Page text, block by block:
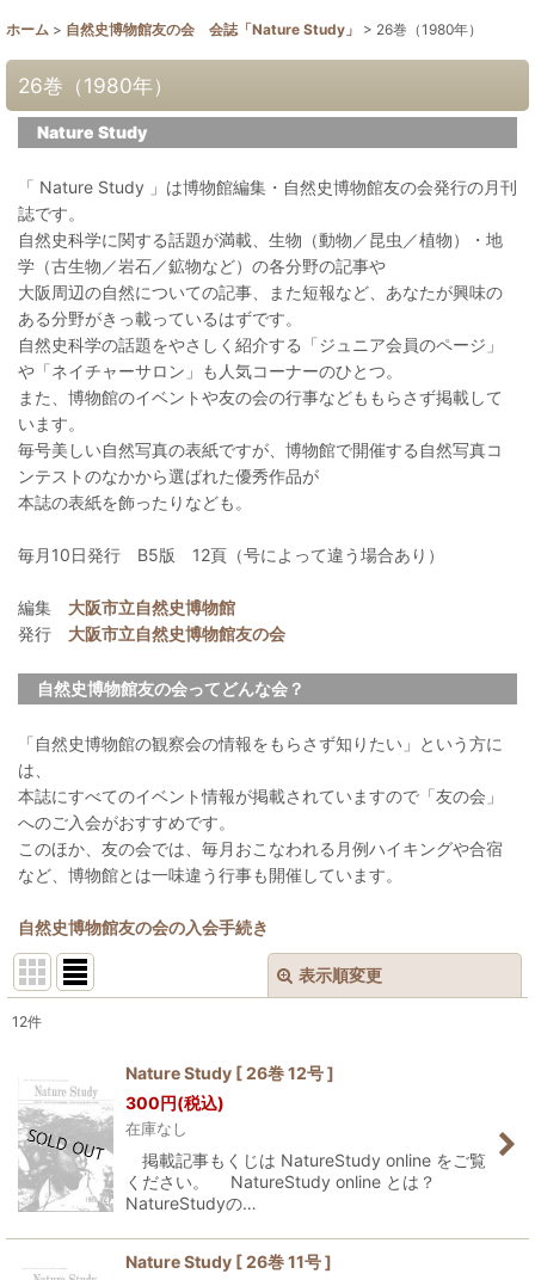
ホーム > 自然史博物館友の会 会誌「Nature Study」 > 26巻（1980年）
26巻（1980年）
Nature Study
「 Nature Study 」は博物館編集・自然史博物館友の会発行の月刊
誌です。
自然史科学に関する話題が満載、生物（動物／昆虫／植物）・地
学（古生物／岩石／鉱物など）の各分野の記事や
大阪周辺の自然についての記事、また短報など、あなたが興味の
ある分野がきっ載っているはずです。
自然史科学の話題をやさしく紹介する「ジュニア会員のページ」
や「ネイチャーサロン」も人気コーナーのひとつ。
また、博物館のイベントや友の会の行事などももらさず掲載して
います。
毎号美しい自然写真の表紙ですが、博物館で開催する自然写真コ
ンテストのなかから選ばれた優秀作品が
本誌の表紙を飾ったりなども。
毎月10日発行 B5版 12頁（号によって違う場合あり）
編集 大阪市立自然史博物館
発行 大阪市立自然史博物館友の会
自然史博物館友の会ってどんな会？
「自然史博物館の観察会の情報をもらさず知りたい」という方に
は、
本誌にすべてのイベント情報が掲載されていますので「友の会」
へのご入会がおすすめです。
このほか、友の会では、毎月おこなわれる月例ハイキングや合宿
など、博物館とは一味違う行事も開催しています。
自然史博物館友の会の入会手続き
表示順変更
並び順:
絞り込む
12件
Nature Study [ 26巻 12号 ]
300円(税込)
在庫なし
掲載記事もくじは NatureStudy online をご覧
ください。 NatureStudy online とは？
NatureStudyの…
Nature Study [ 26巻 11号 ]